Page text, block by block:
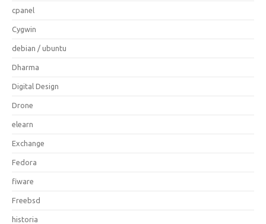
cpanel
Cygwin
debian / ubuntu
Dharma
Digital Design
Drone
elearn
Exchange
Fedora
fiware
Freebsd
historia